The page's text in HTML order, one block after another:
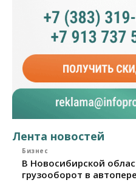
Лента новостей
Бизнес
В Новосибирской
грузооборот в